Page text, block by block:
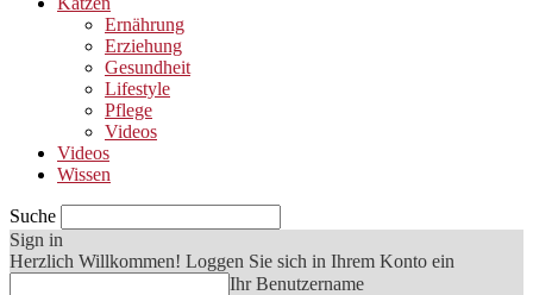
Ernährung
Erziehung
Gesundheit
Lifestyle
Pflege
Videos
Videos
Wissen
Suche
Sign in
Herzlich Willkommen! Loggen Sie sich in Ihrem Konto ein
Ihr Benutzername